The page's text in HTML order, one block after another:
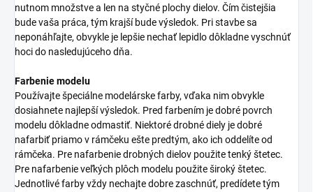
nutnom množstve a len na styčné plochy dielov. Čím čistejšia
bude vaša práca, tým krajší bude výsledok. Pri stavbe sa
neponáhľajte, obvykle je lepšie nechať lepidlo dôkladne vyschnúť
hoci do nasledujúceho dňa.
Farbenie modelu
Používajte špeciálne modelárske farby, vďaka nim obvykle
dosiahnete najlepší výsledok. Pred farbením je dobré povrch
modelu dôkladne odmastiť. Niektoré drobné diely je dobré
nafarbiť priamo v rámčeku ešte predtým, ako ich oddelíte od
rámčeka. Pre nafarbenie drobných dielov použite tenký štetec.
Pre nafarbenie veľkých plôch modelu použite široký štetec.
Jednotlivé farby vždy nechajte dobre zaschnúť, predídete tým